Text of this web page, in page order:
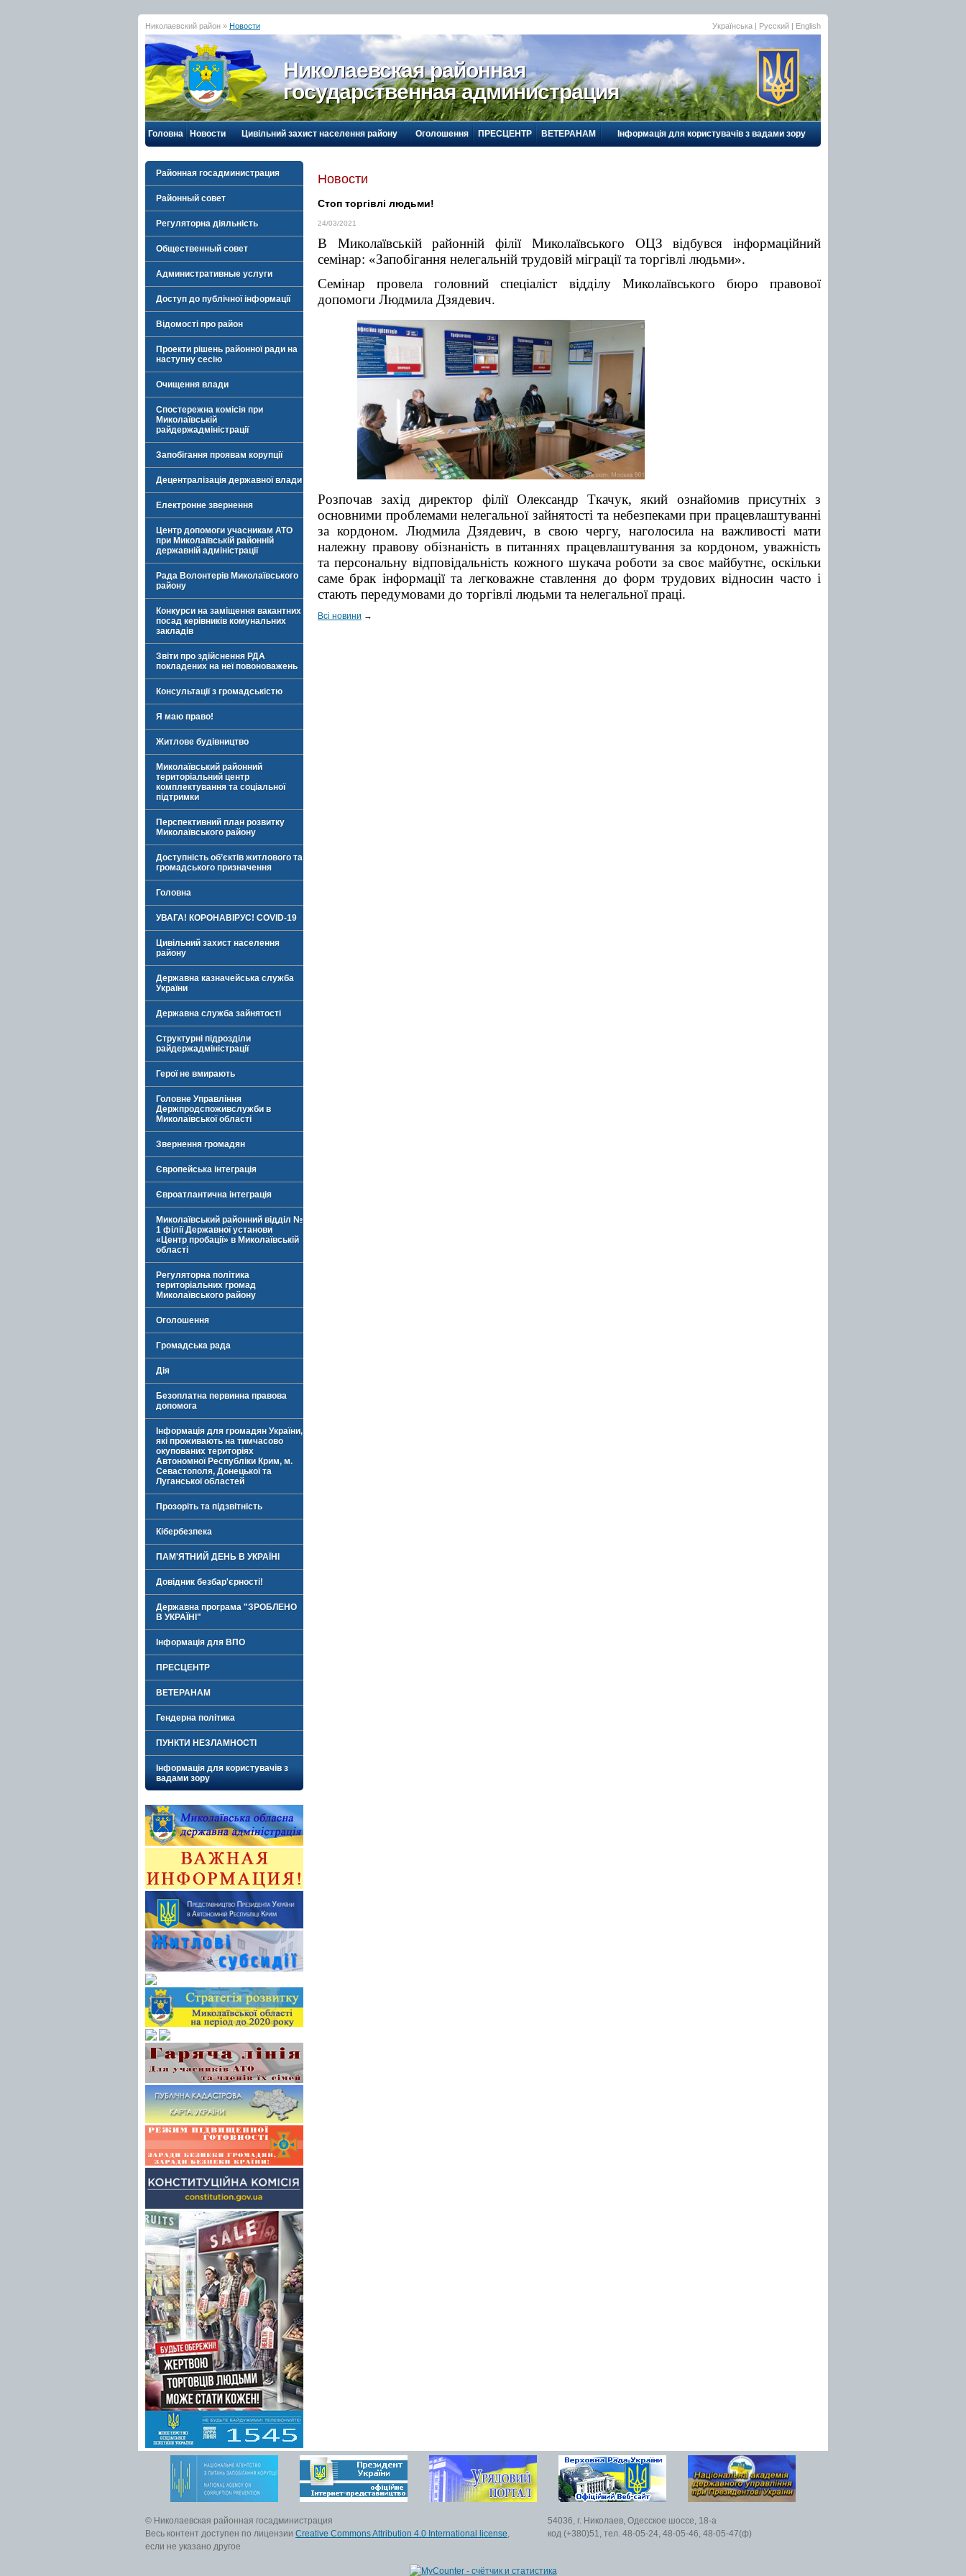
Николаевский район » Новости Українська | Русский | English
Николаевская районная
государственная администрация
Головна Новости Цивільний захист населення району Оголошення ПРЕСЦЕНТР ВЕТЕРАНАМ Інформація для користувачів з вадами зору
Районная госадминистрация
Районный совет
Регуляторна діяльність
Общественный совет
Административные услуги
Доступ до публічної інформації
Відомості про район
Проекти рішень районної ради на
наступну сесію
Очищення влади
Спостережна комісія при
Миколаївській
райдержадміністрації
Запобігання проявам корупції
Децентралізація державної влади
Електронне звернення
Центр допомоги учасникам АТО
при Миколаївській районній
державній адміністрації
Рада Волонтерів Миколаївського
району
Конкурси на заміщення вакантних
посад керівників комунальних
закладів
Звіти про здійснення РДА
покладених на неї повоноважень
Консультації з громадськістю
Я маю право!
Житлове будівництво
Миколаївський районний
територіальний центр
комплектування та соціальної
підтримки
Перспективний план розвитку
Миколаївського району
Доступність об’єктів житлового та
громадського призначення
Головна
УВАГА! КОРОНАВІРУС! COVID-19
Цивільний захист населення
району
Державна казначейська служба
України
Державна служба зайнятості
Структурні підрозділи
райдержадміністрації
Герої не вмирають
Головне Управління
Держпродспоживслужби в
Миколаївської області
Звернення громадян
Європейська інтеграція
Євроатлантична інтеграція
Миколаївський районний відділ №
1 філії Державної установи
«Центр пробації» в Миколаївській
області
Регуляторна політика
територіальних громад
Миколаївського району
Оголошення
Громадська рада
Дія
Безоплатна первинна правова
допомога
Інформація для громадян України,
які проживають на тимчасово
окупованих територіях
Автономної Республіки Крим, м.
Севастополя, Донецької та
Луганської областей
Прозоріть та підзвітність
Кібербезпека
ПАМ'ЯТНИЙ ДЕНЬ В УКРАЇНІ
Довідник безбар'єрності!
Державна програма "ЗРОБЛЕНО
В УКРАЇНІ"
Інформація для ВПО
ПРЕСЦЕНТР
ВЕТЕРАНАМ
Гендерна політика
ПУНКТИ НЕЗЛАМНОСТІ
Інформація для користувачів з
вадами зору
Новости
Стоп торгівлі людьми!
24/03/2021
В Миколаївській районній філії Миколаївського ОЦЗ відбувся інформаційний
cемінар: «Запобігання нелегальній трудовій міграції та торгівлі людьми».
Семінар провела головний спеціаліст відділу Миколаївського бюро правової
допомоги Людмила Дзядевич.
Розпочав захід директор філії Олександр Ткачук, який ознайомив присутніх з
основними проблемами нелегальної зайнятості та небезпеками при працевлаштуванні
за кордоном. Людмила Дзядевич, в свою чергу, наголосила на важливості мати
належну правову обізнаність в питаннях працевлаштування за кордоном, уважність
та персональну відповідальність кожного шукача роботи за своє майбутнє, оскільки
саме брак інформації та легковажне ставлення до форм трудових відносин часто і
стають передумовами до торгівлі людьми та нелегальної праці.
Всі новини →
© Николаевская районная госадминистрация
Весь контент доступен по лицензии Creative Commons Attribution 4.0 International license,
если не указано другое
54036, г. Николаев, Одесское шоссе, 18-а
код (+380)51, тел. 48-05-24, 48-05-46, 48-05-47(ф)